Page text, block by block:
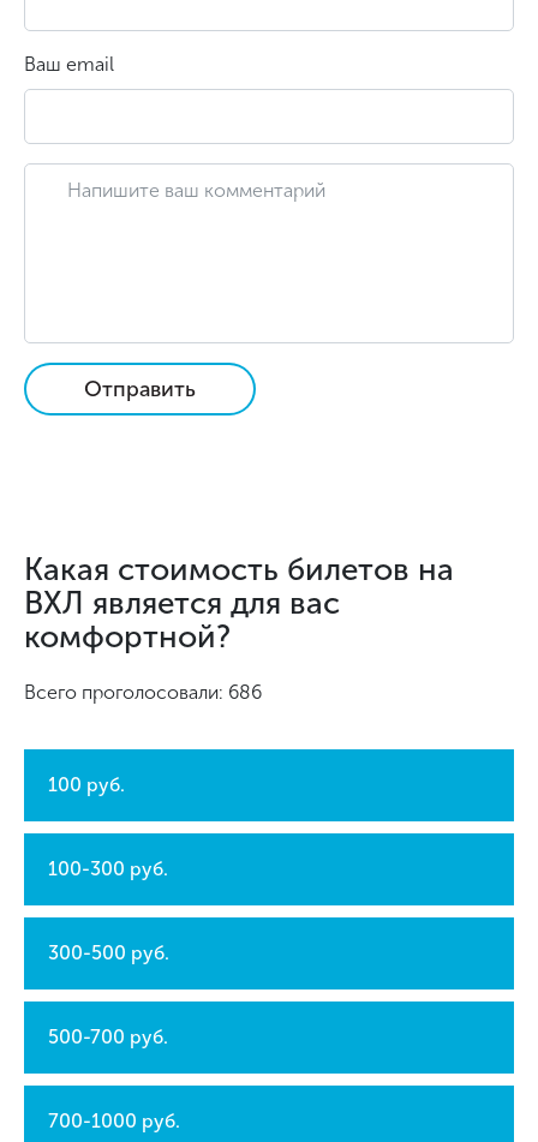
Ваш email
Отправить
Какая стоимость билетов на
ВХЛ является для вас
комфортной?
Всего проголосовали: 686
100 руб.
100-300 руб.
300-500 руб.
500-700 руб.
700-1000 руб.